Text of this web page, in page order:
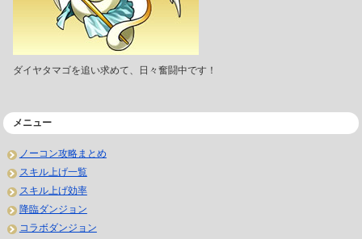
ダイヤタマゴを追い求めて、日々奮闘中です！
メニュー
ノーコン攻略まとめ
スキル上げ一覧
スキル上げ効率
降臨ダンジョン
コラボダンジョン